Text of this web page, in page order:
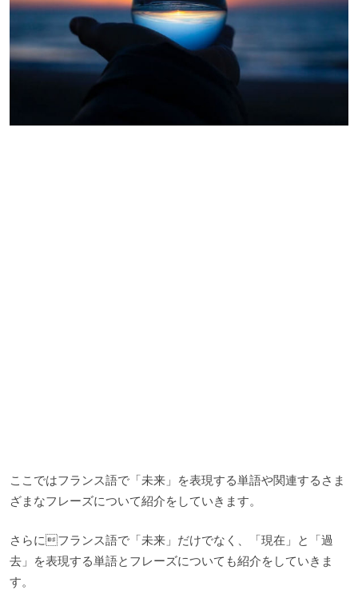
ここではフランス語で「未来」を表現する単語や関連するさま
ざまなフレーズについて紹介をしていきます。
さらにフランス語で「未来」だけでなく、「現在」と「過
去」を表現する単語とフレーズについても紹介をしていきま
す。